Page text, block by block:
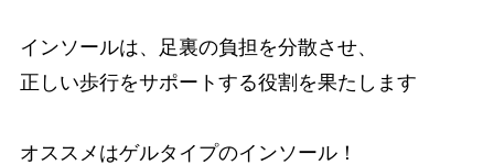
インソールは、足裏の負担を分散させ、
正しい歩行をサポートする役割を果たします
オススメはゲルタイプのインソール！